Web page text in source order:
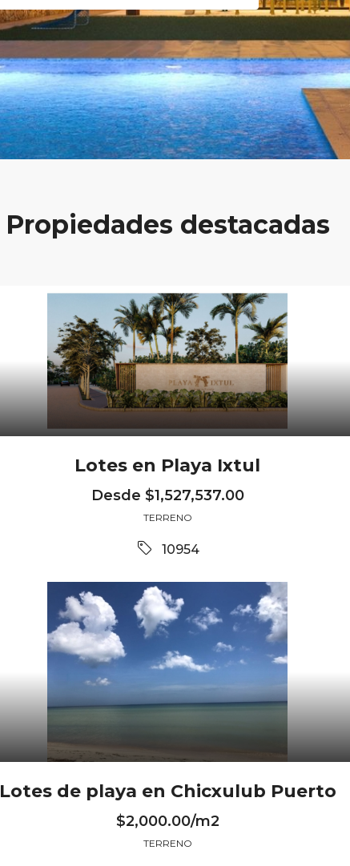
Propiedades destacadas
Lotes en Playa Ixtul
Desde $1,527,537.00
TERRENO
10954
Lotes de playa en Chicxulub Puerto
$2,000.00/m2
TERRENO